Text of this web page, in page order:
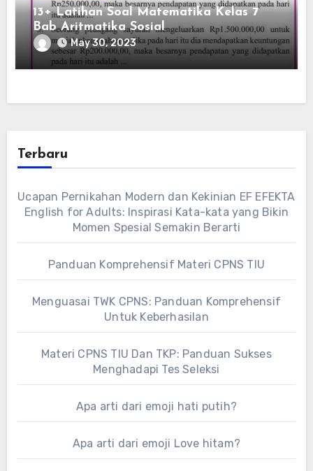
13+ Latihan Soal Matematika Kelas 7
Bab Aritmatika Sosial
May 30, 2023
Terbaru
Ucapan Pernikahan Modern dan Kekinian EF EFEKTA
English for Adults: Inspirasi Kata-kata yang Bikin
Momen Spesial Semakin Berarti
Panduan Komprehensif Materi CPNS TIU
Menguasai TWK CPNS: Panduan Komprehensif
Untuk Keberhasilan
Materi CPNS TIU Dan TKP: Panduan Sukses
Menghadapi Tes Seleksi
Apa arti dari emoji hati putih?
Apa arti dari emoji Love hitam?